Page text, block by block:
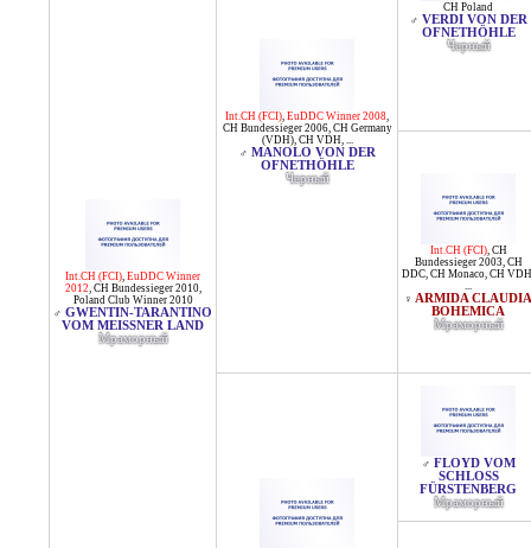
Int.CH (FCI), EuDDC Winner
2012, CH Bundessieger 2010,
Poland Club Winner 2010
♂ GWENTIN-TARANTINO
VOM MEISSNER LAND
Мраморный
Int.CH (FCI), EuDDC Winner 2008,
CH Bundessieger 2006, CH Germany
(VDH), CH VDH, ...
♂ MANOLO VON DER
OFNETHÖHLE
Черный
CH Poland
♂ VERDI VON DER
OFNETHÖHLE
Черный
Int.CH (FCI), CH
Bundessieger 2003, CH
DDC, CH Monaco, CH VDH
...
♀ ARMIDA CLAUDIA
BOHEMICA
Мраморный
♂ FLOYD VOM
SCHLOSS
FÜRSTENBERG
Мраморный